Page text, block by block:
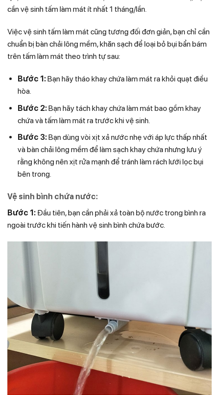
cần vệ sinh tấm làm mát ít nhất 1 tháng/lần.
Việc vệ sinh tấm làm mát cũng tương đối đơn giản, bạn chỉ cần
chuẩn bị bàn chải lông mềm, khăn sạch để loại bỏ bụi bẩn bám
trên tấm làm mát theo trình tự sau:
Bước 1:Bạn hãy tháo khay chứa làm mát ra khỏi quạt điều
hòa.
Bước 2:Bạn hãy tách khay chứa làm mát bao gồm khay
chứa và tấm làm mát ra trước khi vệ sinh.
Bước 3:Bạn dùng vòi xịt xả nước nhẹ với áp lực thấp nhất
và bàn chải lông mềm để làm sạch khay chứa nhưng lưu ý
rằng không nên xịt rửa mạnh để tránh làm rách lưới lọc bụi
bên trong.
Vệ sinh bình chứa nước:
Bước 1: Đầu tiên, bạn cần phải xả toàn bộ nước trong bình ra
ngoài trước khi tiến hành vệ sinh bình chứa bước.